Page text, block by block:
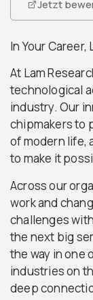
Jetzt
In Your Career,
At Lam
technological
industry. Our
chipmakers to
of modern life,
to make it
Across our
work and
challenges
the next big
the way in one
industries on
deep